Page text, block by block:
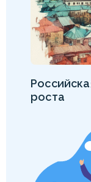
роста